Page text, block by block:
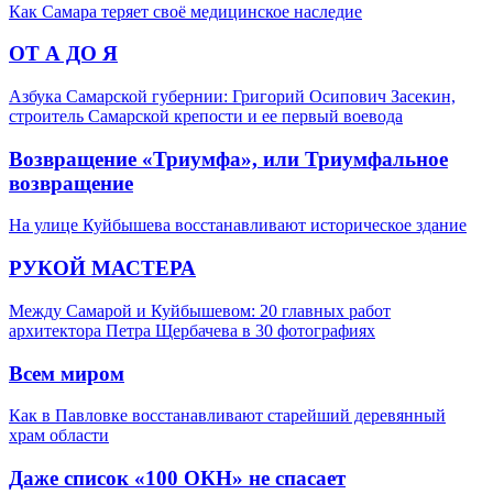
Как Самара теряет своё медицинское наследие
ОТ А ДО Я
Азбука Самарской губернии: Григорий Осипович Засекин,
строитель Самарской крепости и ее первый воевода
Возвращение «Триумфа», или Триумфальное
возвращение
На улице Куйбышева восстанавливают историческое здание
РУКОЙ МАСТЕРА
Между Самарой и Куйбышевом: 20 главных работ
архитектора Петра Щербачева в 30 фотографиях
Всем миром
Как в Павловке восстанавливают старейший деревянный
храм области
Даже список «100 ОКН» не спасает